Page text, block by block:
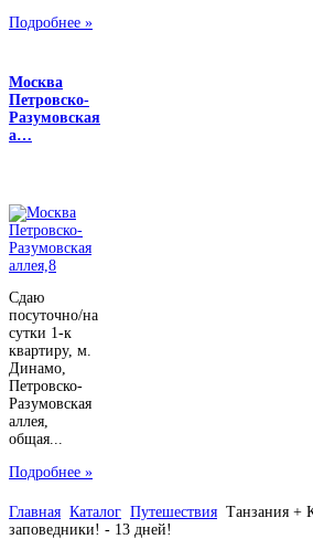
Подробнее »
Москва
Петровско-
Разумовская
а…
Сдаю
посуточно/на
сутки 1-к
квартиру, м.
Динамо,
Петровско-
Разумовская
аллея,
общая...
Подробнее »
Главная Каталог Путешествия Танзания +
заповедники! - 13 дней!